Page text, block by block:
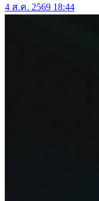
4 ส.ค. 2569 18:44